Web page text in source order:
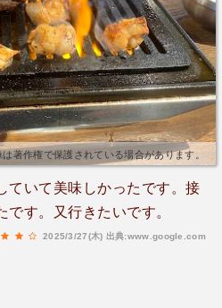
は著作権で保護されている場合があります。
いて美味しかったです。接
です。又行きたいです。
2025/3/27(木) 出典:www.google.com